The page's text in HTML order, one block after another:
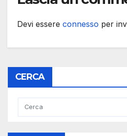
Devi essere connesso per
CERCA